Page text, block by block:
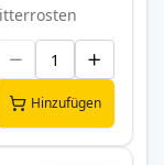
Hinzufügen